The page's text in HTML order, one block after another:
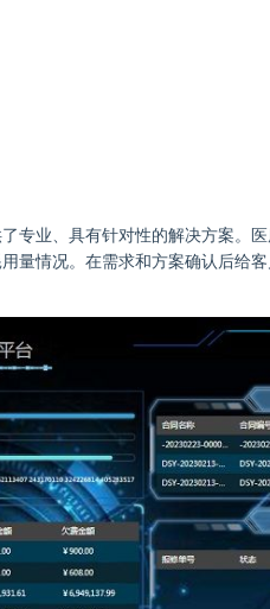
专业、具有针对性的解决方案。
量情况。在需求和方案确认后给